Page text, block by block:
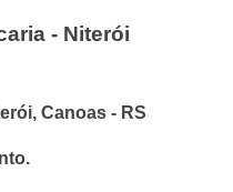
- Niterói
Canoas - RS